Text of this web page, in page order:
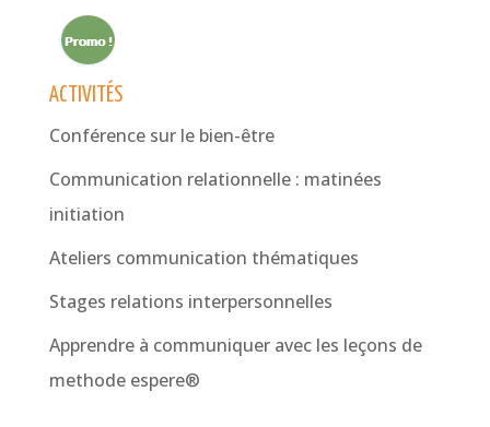
ACTIVITÉS
Conférence sur le bien-être
Communication relationnelle : matinées
initiation
Ateliers communication thématiques
Stages relations interpersonnelles
Apprendre à communiquer avec les leçons de
methode espere®